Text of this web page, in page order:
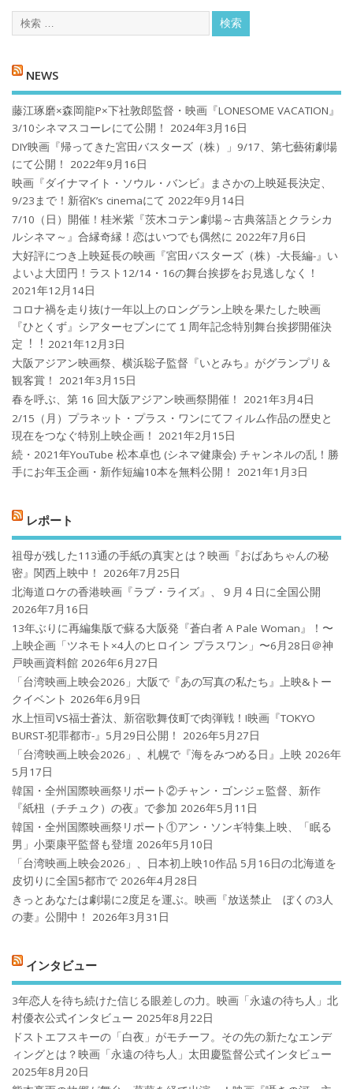
NEWS
藤江琢磨×森岡龍P×下社敦郎監督・映画『LONESOME VACATION』
3/10シネマスコーレにて公開！
2024年3月16日
DIY映画『帰ってきた宮田バスターズ（株）」9/17、第七藝術劇場
にて公開！
2022年9月16日
映画『ダイナマイト・ソウル・バンビ』まさかの上映延長決定、
9/23まで！新宿K’s cinemaにて 2022年9月14日
7/10（日）開催！桂米紫『茨木コテン劇場～古典落語とクラシカ
ルシネマ～』合縁奇縁！恋はいつでも偶然に 2022年7月6日
大好評につき上映延長の映画『宮田バスターズ（株）-大長編-』い
よいよ大団円！ラスト12/14・16の舞台挨拶をお見逃しなく！
2021年12月14日
コロナ禍を⾛り抜け⼀年以上のロングラン上映を果たした映画
『ひとくず』シアターセブンにて１周年記念特別舞台挨拶開催決
定︕︕ 2021年12月3日
大阪アジアン映画祭、横浜聡子監督『いとみち』がグランプリ＆
観客賞！
2021年3月15日
春を呼ぶ、第 16 回大阪アジアン映画祭開催！
2021年3月4日
2/15（月）プラネット・プラス・ワンにてフィルム作品の歴史と
現在をつなぐ特別上映企画！
2021年2月15日
続・2021年YouTube 松本卓也 (シネマ健康会) チャンネルの乱！勝
手にお年玉企画・新作短編10本を無料公開！
2021年1月3日
レポート
祖母が残した113通の手紙の真実とは？映画『おばあちゃんの秘
密』関西上映中！
2026年7月25日
北海道ロケの香港映画『ラブ・ライズ』、９月４日に全国公開
2026年7月16日
13年ぶりに再編集版で蘇る大阪発『蒼白者 A Pale Woman』！〜
上映企画「ツネモト×4人のヒロイン プラスワン」〜6月28日＠神
戸映画資料館 2026年6月27日
「台湾映画上映会2026」大阪で『あの写真の私たち』上映&トー
クイベント 2026年6月9日
水上恒司VS福士蒼汰、新宿歌舞伎町で肉弾戦！!映画『TOKYO
BURST-犯罪都市-』5月29日公開！
2026年5月27日
「台湾映画上映会2026」、札幌で『海をみつめる日』上映 2026年
5月17日
韓国・全州国際映画祭リポート②チャン・ゴンジェ監督、新作
『紙杻（チチュク）の夜』で参加 2026年5月11日
韓国・全州国際映画祭リポート①アン・ソンギ特集上映、「眠る
男」小栗康平監督も登壇 2026年5月10日
「台湾映画上映会2026」、日本初上映10作品 5月16日の北海道を
皮切りに全国5都市で 2026年4月28日
きっとあなたは劇場に2度足を運ぶ。映画『放送禁止 ぼくの3人
の妻』公開中！
2026年3月31日
インタビュー
3年恋人を待ち続けた信じる眼差しの力。映画「永遠の待ち人」北
村優衣公式インタビュー 2025年8月22日
ドストエフスキーの「白夜」がモチーフ。その先の新たなエンデ
ィングとは？映画「永遠の待ち人」太田慶監督公式インタビュー
2025年8月20日